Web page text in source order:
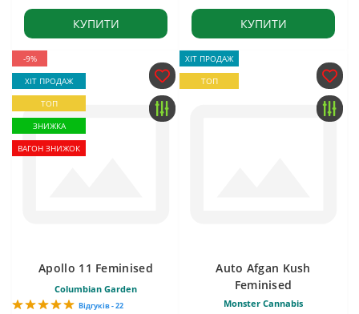
КУПИТИ КУПИТИ
-9%
ХІТ ПРОДАЖ
ТОП
ЗНИЖКА
ВАГОН ЗНИЖОК
Apollo 11 Feminised
Columbian Garden
Відгуків - 22
ХІТ ПРОДАЖ
ТОП
Auto Afgan Kush
Feminised
Monster Cannabis